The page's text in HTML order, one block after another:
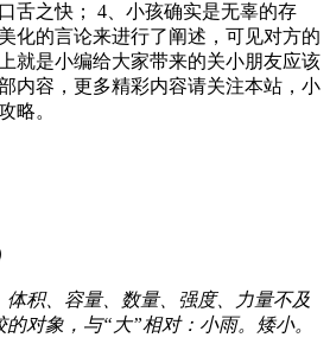
舌之快； 4、小孩确实是无辜的存
化的言论来进行了阐述，可见对方的
就是小编给大家带来的关小朋友应该
内容，更多精彩内容请关注本站，小
略。
体积、容量、数量、强度、力量不及
对象，与“大”相对：小雨。矮小。